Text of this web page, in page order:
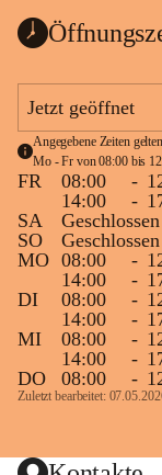
Jetzt geöffnet
Angegebene Zeiten
Mo - Fr von 08:00 bis
FR 08:00 -
14:00
-
SA
Geschlossen
SO
Geschlossen
MO 08:00 -
14:00
-
DI
08:00 -
14:00
-
MI
08:00 -
14:00
-
DO
08:00 -
Zuletzt bearbeitet: